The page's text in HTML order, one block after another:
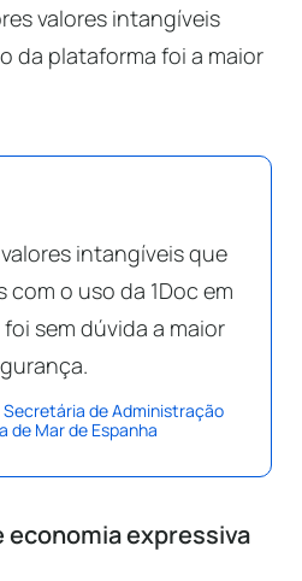
valores intangíveis
da plataforma foi a maior
intangíveis que
o uso da 1Doc em
sem dúvida a maior
Secretária de Administração
de Mar de Espanha
economia expressiva